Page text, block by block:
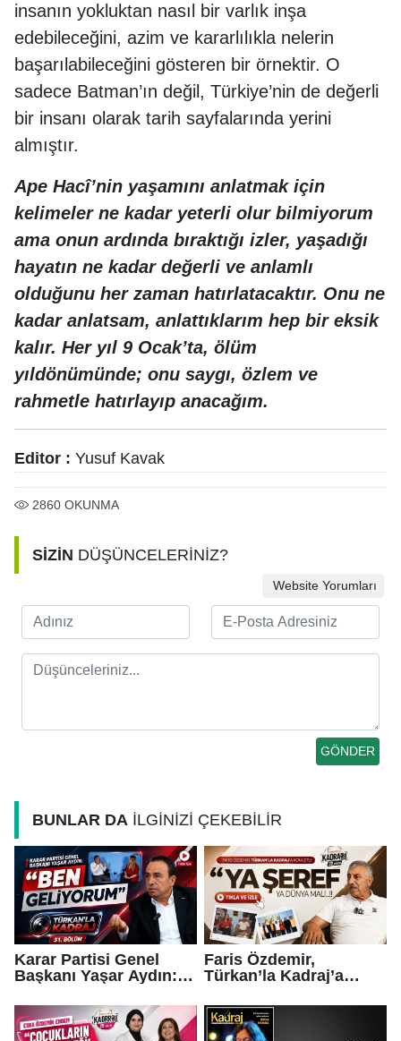
insanın yokluktan nasıl bir varlık inşa
edebileceğini, azim ve kararlılıkla nelerin
başarılabileceğini gösteren bir örnektir. O
sadece Batman’ın değil, Türkiye’nin de değerli
bir insanı olarak tarih sayfalarında yerini
almıştır.
Ape Hacî’nin yaşamını anlatmak için
kelimeler ne kadar yeterli olur bilmiyorum
ama onun ardında bıraktığı izler, yaşadığı
hayatın ne kadar değerli ve anlamlı
olduğunu her zaman hatırlatacaktır. Onu ne
kadar anlatsam, anlattıklarım hep bir eksik
kalır. Her yıl 9 Ocak’ta, ölüm
yıldönümünde; onu saygı, özlem ve
rahmetle hatırlayıp anacağım.
Editor : Yusuf Kavak
2860 OKUNMA
SİZİN DÜŞÜNCELERİNİZ?
Website Yorumları
BUNLAR DA İLGİNİZİ ÇEKEBİLİR
Karar Partisi Genel
Başkanı Yaşar Aydın:
Faris Özdemir,
Türkan’la Kadraj’a
dünya malı..."